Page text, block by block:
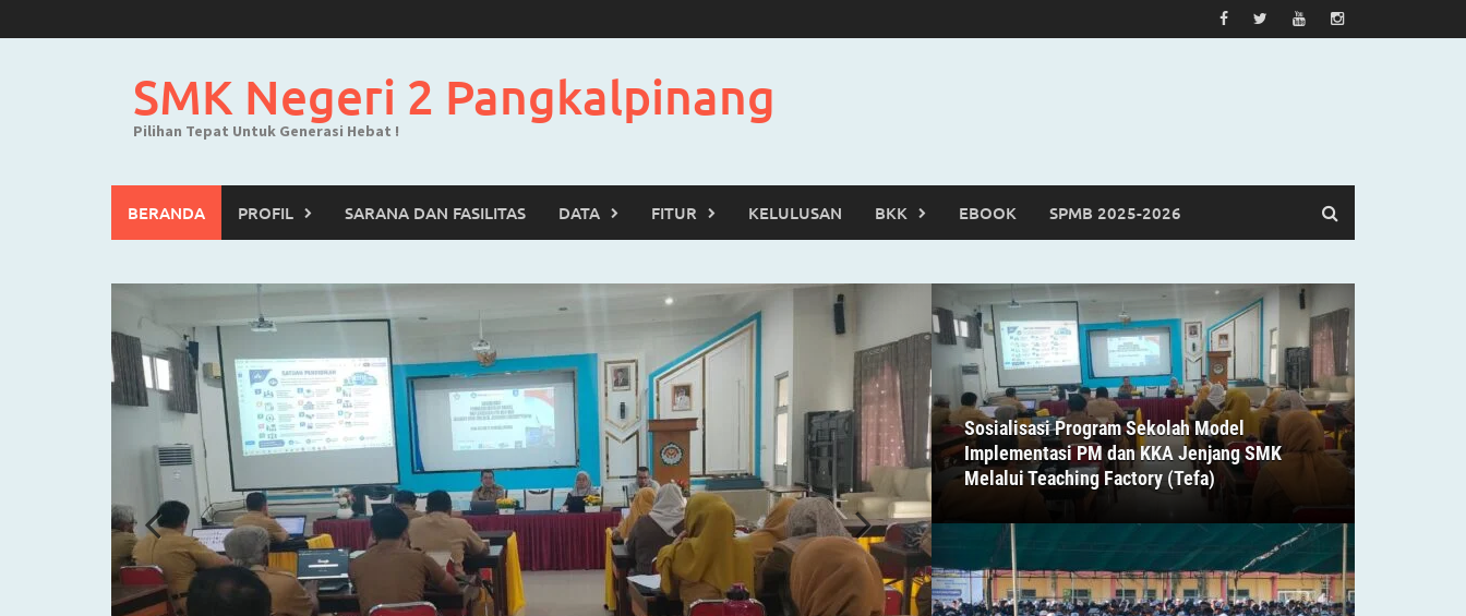
to
SMK Negeri 2 Pangkalpinang
Pilihan Tepat Untuk Generasi Hebat !
BERANDA PROFIL SARANA DAN FASILITAS DATA FITUR KELULUSAN BKK EBOOK SPMB 2025-2026
Sosialisasi Program Sekolah Model
Implementasi PM dan KKA Jenjang SMK
Melalui Teaching Factory (Tefa)